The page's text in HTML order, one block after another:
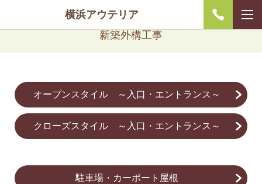
横浜アウテリア
新築外構工事
オープンスタイル ～入口・エントランス～
クローズスタイル ～入口・エントランス～
駐車場・カーポート屋根